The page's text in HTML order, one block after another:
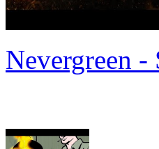
Nevergreen -